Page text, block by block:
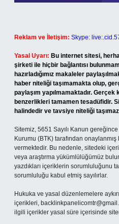
Reklam ve İletişim: Skype:
Yasal Uyarı: Bu internet sitesi,
şirketi ile hiçbir bağlantısı
hazırladığımız makaleler
haber niteliği taşımamakta olup,
paylaşım yapılmamaktadır.
benzerlikleri tamamen tesadüfidir.
halindedir ve tavsiye niteliği
Sitemiz, 5651 Sayılı Kanun
Kurumu (BTK) tarafından
vermektedir. Bu nedenle, sitedeki
veya araştırma yükümlülüğümüz
yazdıkları içeriklerin sorumluluğunu
sorumluluğu kabul etmiş sayılırlar.
Hukuka ve yasal düzenlemelere
içerikleri,
ilgili içerikler yasal süre içerisinde